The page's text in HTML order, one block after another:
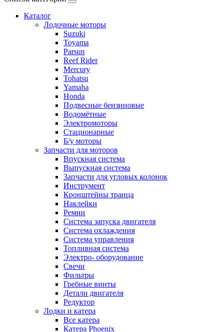
Каталог
Лодочные моторы
Suzuki
Toyama
Parsun
Reef Rider
Mercury
Tohatsu
Yamaha
Honda
Подвесные бензиновые
Водомётные
Электромоторы
Стационарные
Б/у моторы
Запчасти для моторов
Впускная система
Выпускная система
Запчасти для угловых колонок
Инструмент
Кронштейны транца
Наклейки
Ремни
Система запуска двигателя
Система охлаждения
Система управления
Топливная система
Электро- оборудование
Свечи
Фильтры
Гребные винты
Детали двигателя
Редуктор
Лодки и катера
Все катера
Катера Phoenix